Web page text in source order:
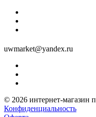
uwmarket@yandex.ru
© 2026 интернет-магазин
Конфиденциальность